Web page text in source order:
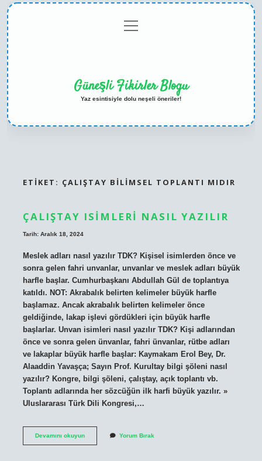
menüyü
aç
Güneşli Fikirler Blogu
Yaz esintisiyle dolu neşeli öneriler!
ETIKET: ÇALIŞTAY BILIMSEL TOPLANTI MIDIR
ÇALIŞTAY ISIMLERI NASIL YAZILIR
Tarih: Aralık 18, 2024
Meslek adları nasıl yazılır TDK? Kişisel isimlerden önce ve
sonra gelen fahri unvanlar, unvanlar ve meslek adları büyük
harfle başlar. Cumhurbaşkanı Abdullah Gül de toplantıya
katıldı. NOT: Akrabalık belirten kelimeler büyük harfle
başlamaz. Ancak akrabalık belirten kelimeler önce
geldiğinde, lakap işlevi gördükleri için büyük harfle
başlarlar. Unvan isimleri nasıl yazılır TDK? Kişi adlarından
önce ve sonra gelen ünvanlar, fahri ünvanlar, rütbe adları
ve lakaplar büyük harfle başlar: Kaymakam Erol Bey, Dr.
Alaaddin Yavaşça; Sayın Prof. Kurultay bilgi şöleni nasıl
yazılır? Kongre, bilgi şöleni, çalıştay, açık toplantı vb.
Toplantı adlarında her sözcüğün ilk harfi büyük yazılır. »
Uluslararası Türk Dili Kongresi,…
Devamını okuyunÇalıştay
Yorum Bırak